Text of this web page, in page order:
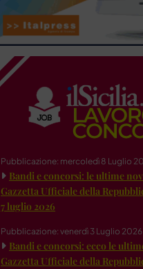
Pubblicazione: mercoledì 8 Luglio
Bandi e concorsi: le ultime
Gazzetta Ufficiale della
7 luglio 2026
Pubblicazione: venerdì 3 Luglio 2026
Bandi e concorsi: ecco le
Gazzetta Ufficiale della